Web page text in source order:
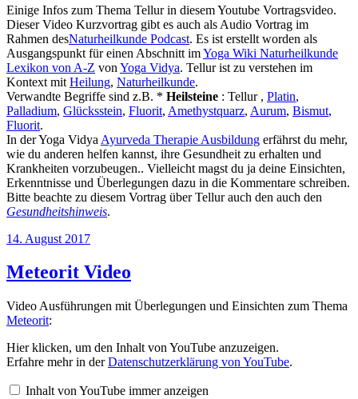
Einige Infos zum Thema Tellur in diesem Youtube Vortragsvideo.
Dieser Video Kurzvortrag gibt es auch als Audio Vortrag im
Rahmen desNaturheilkunde Podcast. Es ist erstellt worden als
Ausgangspunkt für einen Abschnitt imYoga Wiki Naturheilkunde
Lexikon von A-Z von Yoga Vidya. Tellur ist zu verstehen im
Kontext mit Heilung, Naturheilkunde.
Verwandte Begriffe sind z.B. * Heilsteine : Tellur , Platin,
Palladium, Glücksstein, Fluorit, Amethystquarz, Aurum, Bismut,
Fluorit.
In der Yoga Vidya Ayurveda Therapie Ausbildung erfährst du mehr,
wie du anderen helfen kannst, ihre Gesundheit zu erhalten und
Krankheiten vorzubeugen.. Vielleicht magst du ja deine Einsichten,
Erkenntnisse und Überlegungen dazu in die Kommentare schreiben.
Bitte beachte zu diesem Vortrag über Tellur auch den auch den
Gesundheitshinweis.
Veröffentlicht
14. August 2017
Meteorit Video
Video Ausführungen mit Überlegungen und Einsichten zum Thema
Meteorit:
„Meteorit“
von
YouTube
anzeigen
Hier klicken, um den Inhalt von YouTube anzuzeigen.
Erfahre mehr in derDatenschutzerklärung von YouTube.
Inhalt von YouTube immer anzeigen